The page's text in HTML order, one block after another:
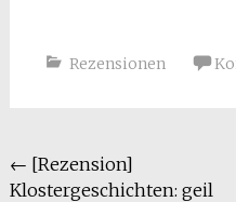
Rezensionen
Beitragsnavigation
← [Rezension]
Klostergeschichten: geil